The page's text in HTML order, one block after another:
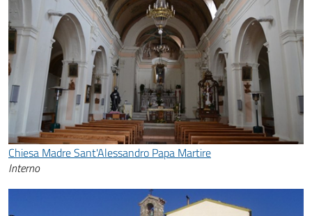
Chiesa Madre Sant'Alessandro Papa Martire
Interno